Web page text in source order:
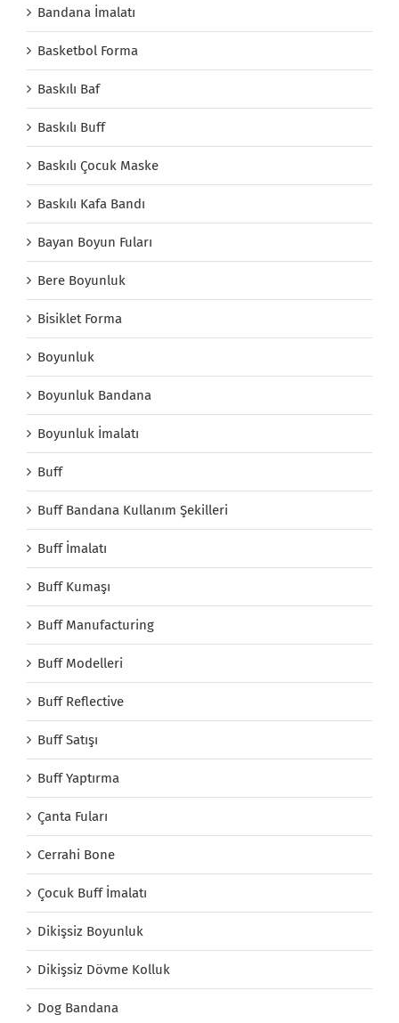
Bandana İmalatı
Basketbol Forma
Baskılı Baf
Baskılı Buff
Baskılı Çocuk Maske
Baskılı Kafa Bandı
Bayan Boyun Fuları
Bere Boyunluk
Bisiklet Forma
Boyunluk
Boyunluk Bandana
Boyunluk İmalatı
Buff
Buff Bandana Kullanım Şekilleri
Buff İmalatı
Buff Kumaşı
Buff Manufacturing
Buff Modelleri
Buff Reflective
Buff Satışı
Buff Yaptırma
Çanta Fuları
Cerrahi Bone
Çocuk Buff İmalatı
Dikişsiz Boyunluk
Dikişsiz Dövme Kolluk
Dog Bandana